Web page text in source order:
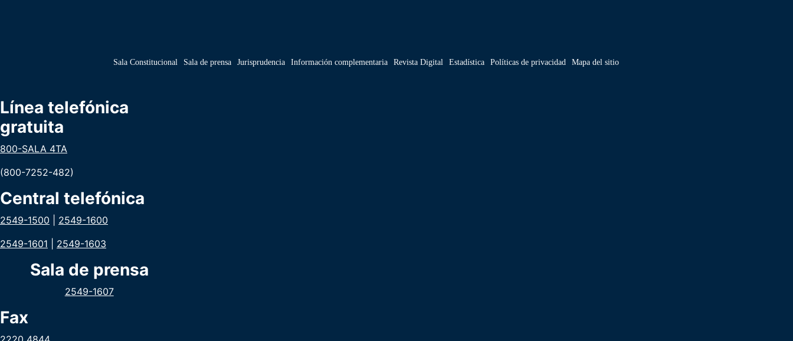
Sala Constitucional Sala de prensa Jurisprudencia Información complementaria Revista Digital Estadística Políticas de privacidad Mapa del sitio
Línea telefónica
gratuita
800-SALA 4TA
(800-7252-482)
Central telefónica
2549-1500
2549-1600
2549-1601
2549-1603
Sala de prensa
2549-1607
Fax